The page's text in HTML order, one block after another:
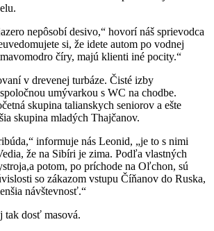
nepôsobí desivo,“ hovorí náš sprievodca
si, že idete autom po vodnej
číry, majú klienti iné pocity.“
v drevenej turbáze. Čisté izby
umývarkou s WC na chodbe.
skupina talianskych seniorov a ešte
skupina mladých Thajčanov.
informuje nás Leonid, „je to s nimi
že na Sibíri je zima. Podľa vlastných
potom, po príchode na Oľchon, sú
so zákazom vstupu Číňanov do Ruska,
návštevnosť.“
tak dosť masová.